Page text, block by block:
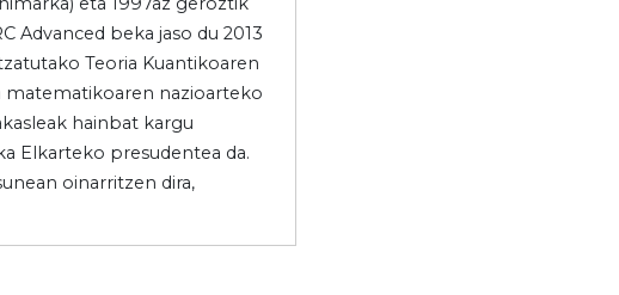
Advanced beka jaso du 2013
Teoria Kuantikoaren
matematikoaren nazioarteko
hainbat kargu
Elkarteko presudentea da.
oinarritzen dira,